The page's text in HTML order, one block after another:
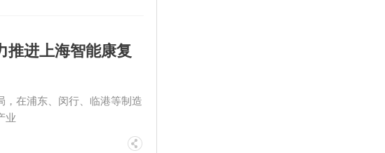
推进上海智能康复
，在浦东、闵行、临港等制造
业